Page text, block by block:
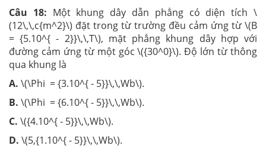
Câu 18: Một khung dây dẫn phẳng có diện tích \
(12\,\,c{m^2}\) đặt trong từ trường đều cảm ứng từ \(B
= {5.10^{ - 2}}\,\,T\), mặt phẳng khung dây hợp với
đường cảm ứng từ một góc \({30^0}\). Độ lớn từ thông
qua khung là
A. \(\Phi = {3.10^{ - 5}}\,\,Wb\).
B. \(\Phi = {6.10^{ - 5}}\,\,Wb\).
C. \({4.10^{ - 5}}\,\,Wb\).
D. \(5,{1.10^{ - 5}}\,\,Wb\).